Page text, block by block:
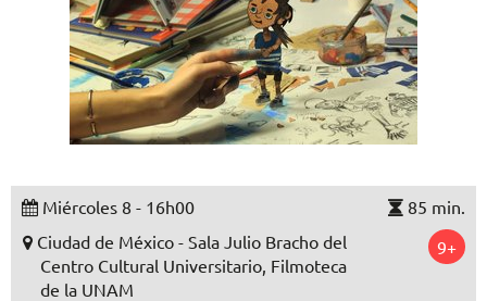
Miércoles 8 - 16h00
85 min.
Ciudad de México - Sala Julio Bracho del
Centro Cultural Universitario, Filmoteca
de la UNAM
9+